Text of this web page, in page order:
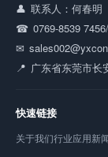
联系人：何春明
0769-8539
广东省东莞市长
快速链接
关于我们行业应用新